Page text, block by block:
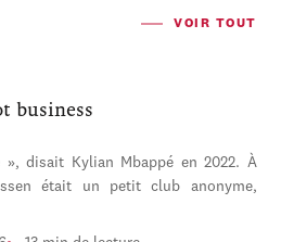
VOIR TOUT
business
disait Kylian Mbappé en 2022. À
était un petit club anonyme,